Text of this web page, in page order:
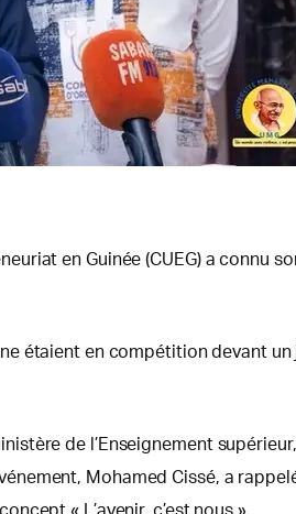
en Guinée (CUEG) a connu
étaient en compétition devant
de l’Enseignement
Mohamed Cissé, a